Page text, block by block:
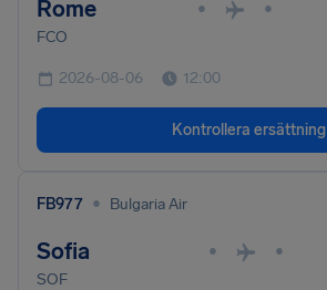
Rome • •
FCO
2026-08-06 12:00
Kontrollera ersättning
FB977 • Bulgaria Air
Sofia • •
SOF